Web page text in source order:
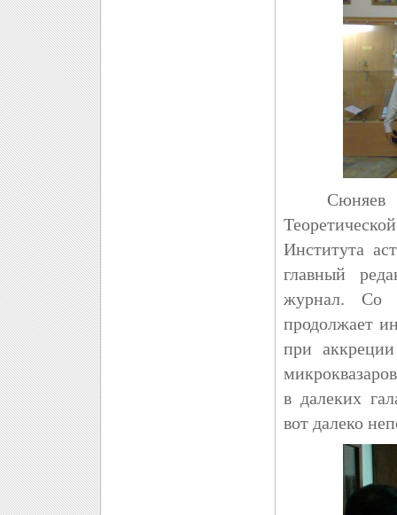
Сюняев
Института
главный
журнал. Со
продолжает
при
в далеких
вот далеко